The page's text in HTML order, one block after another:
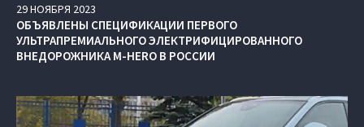
29НОЯБРЯ 2023
ОБЪЯВЛЕНЫ СПЕЦИФИКАЦИИ ПЕРВОГО
УЛЬТРАПРЕМИАЛЬНОГО ЭЛЕКТРИФИЦИРОВАННОГО
ВНЕДОРОЖНИКА M‑HERO В РОССИИ